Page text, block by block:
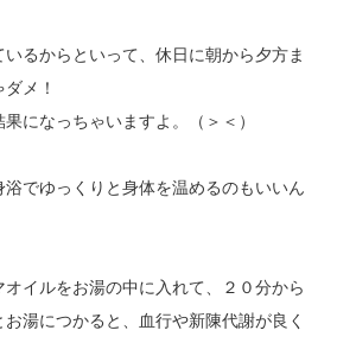
るからといって、休日に朝から夕方ま
メ！
になっちゃいますよ。（＞＜）
でゆっくりと身体を温めるのもいいん
イルをお湯の中に入れて、２０分から
湯につかると、血行や新陳代謝が良く